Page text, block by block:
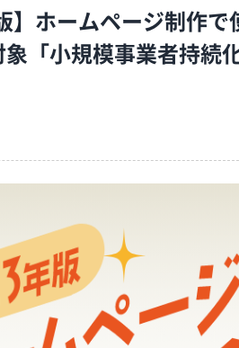
】ホームページ制作
「小規模事業者持続